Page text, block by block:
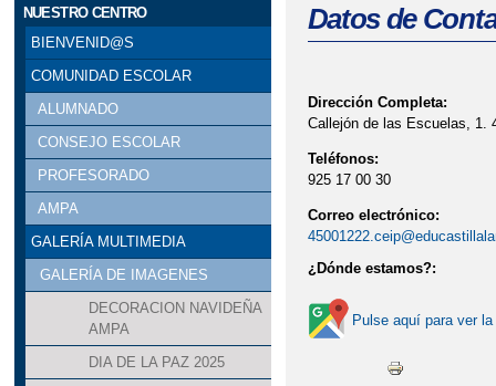
NUESTRO CENTRO
BIENVENID@S
COMUNIDAD ESCOLAR
ALUMNADO
CONSEJO ESCOLAR
PROFESORADO
AMPA
GALERÍA MULTIMEDIA
GALERÍA DE IMAGENES
DECORACION NAVIDEÑA
AMPA
DIA DE LA PAZ 2025
Datos de
Dirección Completa:
Callejón de las Escuelas, 1.
Teléfonos:
925 17 00 30
Correo electrónico:
¿Dónde estamos?:
Pulse aquí para ver